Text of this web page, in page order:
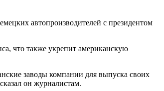
автопроизводителей с президентом
что также укрепит американскую
заводы компании для выпуска своих
он журналистам.